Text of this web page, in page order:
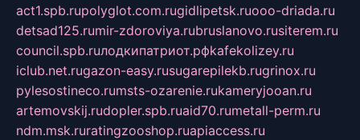
act1.spb.rupolyglot.com.rugidlipetsk.ruooo-driada.ru
detsad125.rumir-zdoroviya.rubruslanovo.rusiterem.ru
council.spb.ruлодкипатриот.рфkafekolizey.ru
iclub.net.rugazon-easy.rusugarepilekb.rugrinox.ru
pylesostineco.rumsts-ozarenie.rukameryjooan.ru
artemovskij.rudopler.spb.ruaid70.rumetall-perm.ru
ndm.msk.ruratingzooshop.ruapiaccess.ru